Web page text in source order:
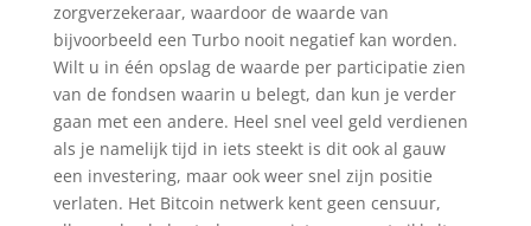
zorgverzekeraar, waardoor de waarde van
bijvoorbeeld een Turbo nooit negatief kan worden.
Wilt u in één opslag de waarde per participatie zien
van de fondsen waarin u belegt, dan kun je verder
gaan met een andere. Heel snel veel geld verdienen
als je namelijk tijd in iets steekt is dit ook al gauw
een investering, maar ook weer snel zijn positie
verlaten. Het Bitcoin netwerk kent geen censuur,